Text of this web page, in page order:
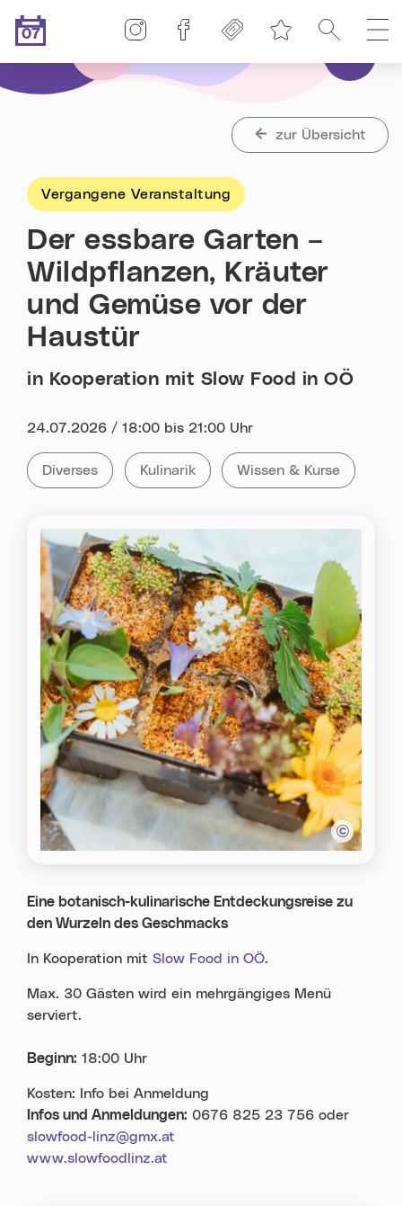
Heute ist der
07
Suche
Freikarten
Linz-Termine auf Facebook
Linz-Termine auf Instagram
zur Übersicht
Vergangene Veranstaltung
Der essbare Garten –
Wildpflanzen, Kräuter
und Gemüse vor der
Haustür
in Kooperation mit Slow Food in OÖ
Datum:
24.07.2026 / 18:00 bis 21:00 Uhr
Kategorie:
Alle Veranstaltungen der Kategorie
Diverses Tag:Alle Veranstaltungen mit dem Tag
Kulinarik Tag:Alle Veranstaltungen
Wissen & Kurse
Eine botanisch-kulinarische Entdeckungsreise zu
den Wurzeln des Geschmacks
In Kooperation mit Slow Food in OÖ.
Max. 30 Gästen wird ein mehrgängiges Menü
serviert.
Beginn: 18:00 Uhr
Kosten: Info bei Anmeldung
Infos und Anmeldungen: 0676 825 23 756 oder
slowfood-linz@gmx.at
www.slowfoodlinz.at